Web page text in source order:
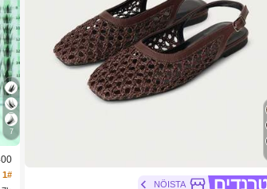
NÖISTA
7
1# רבי מכר